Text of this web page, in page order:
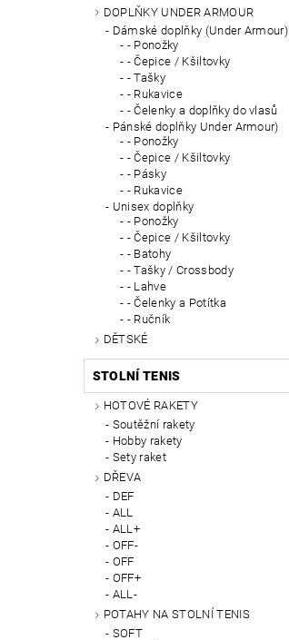
DOPLŇKY UNDER ARMOUR
Dámské doplňky (Under Armour)
- Ponožky
- Čepice / Kšiltovky
- Tašky
- Rukavice
- Čelenky a doplňky do vlasů
Pánské doplňky Under Armour)
- Ponožky
- Čepice / Kšiltovky
- Pásky
- Rukavice
Unisex doplňky
- Ponožky
- Čepice / Kšiltovky
- Batohy
- Tašky / Crossbody
- Lahve
- Čelenky a Potítka
- Ručník
DĚTSKÉ
STOLNÍ TENIS
HOTOVÉ RAKETY
Soutěžní rakety
Hobby rakety
Sety raket
DŘEVA
DEF
ALL
ALL+
OFF-
OFF
OFF+
ALL-
POTAHY NA STOLNÍ TENIS
SOFT